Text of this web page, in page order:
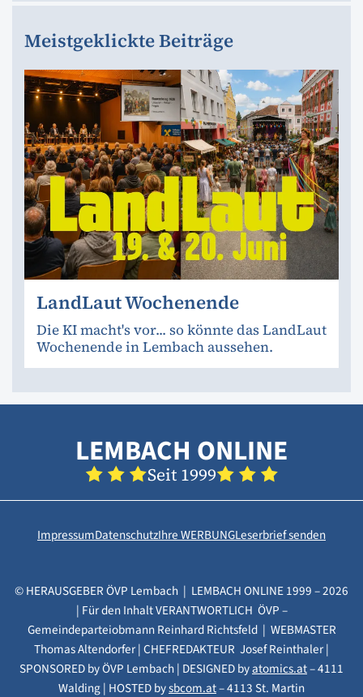
Meistgeklickte Beiträge
LandLaut Wochenende
Die KI macht's vor... so könnte das LandLaut
Wochenende in Lembach aussehen.
LEMBACH ONLINE
Seit 1999
ImpressumDatenschutzIhre WERBUNGLeserbrief senden
© HERAUSGEBER ÖVP Lembach | LEMBACH ONLINE 1999 – 2026
| Für den Inhalt VERANTWORTLICH ÖVP –
Gemeindeparteiobmann Reinhard Richtsfeld | WEBMASTER
Thomas Altendorfer | CHEFREDAKTEUR Josef Reinthaler |
SPONSORED by ÖVP Lembach | DESIGNED byatomics.at– 4111
Walding | HOSTED bysbcom.at– 4113 St. Martin